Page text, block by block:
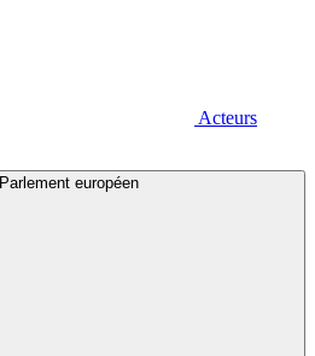
Acteurs
Parlement européen